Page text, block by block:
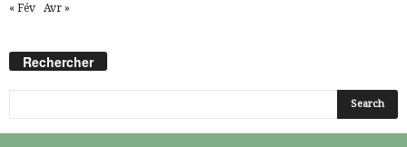
« Fév Avr »
Rechercher